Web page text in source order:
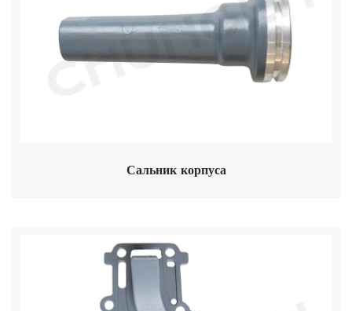
Сальник корпуса